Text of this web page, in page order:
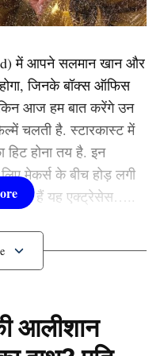
के स्क्वॉड में पुजारा समेत 4
कर सकती है।
BGT 2025
में आपने सलमान खान और
जिनके बॉक्स ऑफिस
आज हम बात करेंगे उन
चलती है. स्टारकास्ट में
हिट होना तय है. इन
मेकर्स के बीच होड़ लगी
कौन हैं यह एक्ट्रेसेस…..
हसीनाएं?
आलीशान